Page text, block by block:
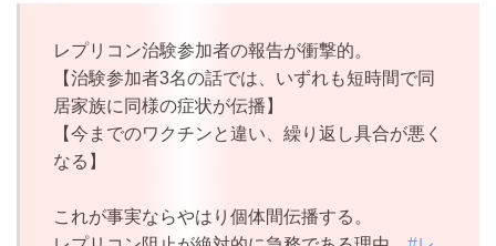
レプリコン治験参加者の報告が衝撃的。
【治験参加者3名の話では、いずれも短時間で同
居家族に同様の症状が伝播】
【今までのワクチンと違い、繰り返し具合が悪く
なる】
これが事実ならやはり個体間伝播する。